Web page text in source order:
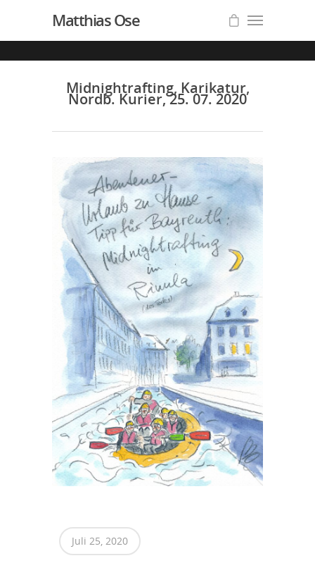
Matthias Ose
Midnightrafting, Karikatur,
Nordb. Kurier, 25. 07. 2020
Juli 25, 2020